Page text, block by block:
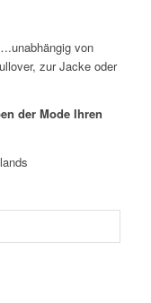
von
zur Jacke oder
der Mode Ihren